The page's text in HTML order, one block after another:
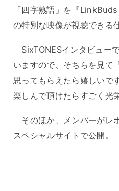
「四字熟語」を『
の特別な映像が視聴できる
SixTONESインタビュー
いますので、そちらを見て
思ってもらえたら嬉しい
楽しんで頂けたらすごく光
そのほか、メンバーがレ
スペシャルサイトで公開。